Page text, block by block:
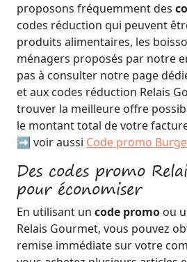
proposons fréquemment des
codes réduction qui peuvent
produits alimentaires, les
ménagers proposés par notre
pas à consulter notre page
et aux codes réduction Relais
trouver la meilleure offre
le montant total de votre
➡️ voir aussi Code promo
Des codes promo
pour économiser
En utilisant un code promo ou
Relais Gourmet, vous pouvez
remise immédiate sur votre